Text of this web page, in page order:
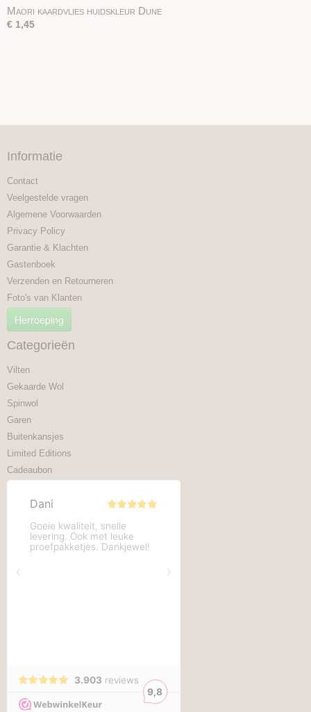
Maori kaardvlies huidskleur Dune
€ 1,45
Informatie
Contact
Veelgestelde vragen
Algemene Voorwaarden
Privacy Policy
Garantie & Klachten
Gastenboek
Verzenden en Retourneren
Foto's van Klanten
Herroeping
Categorieën
Vilten
Gekaarde Wol
Spinwol
Garen
Buitenkansjes
Limited Editions
Cadeaubon